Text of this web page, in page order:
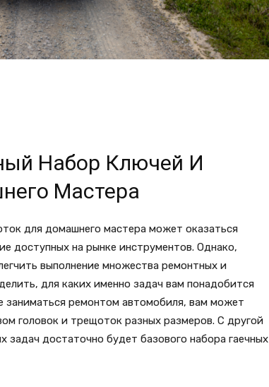
Набор Ключей И
Мастера
для домашнего мастера может оказаться
доступных на рынке инструментов. Однако,
выполнение множества ремонтных и
для каких именно задач вам понадобится
заниматься ремонтом автомобиля, вам может
головок и трещоток разных размеров. С другой
достаточно будет базового набора гаечных